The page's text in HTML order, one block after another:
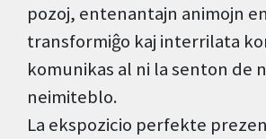
pozoj, entenantajn animojn
transformiĝo kaj interrilata
komunikas al ni la senton de
neimiteblo.
La ekspozicio perfekte